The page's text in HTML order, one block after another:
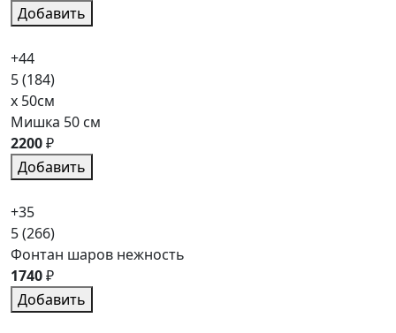
Добавить
+44
5(184)
x 50см
Мишка 50 см
2200₽
Добавить
+35
5(266)
Фонтан шаров нежность
1740₽
Добавить